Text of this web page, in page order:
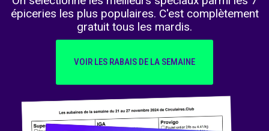
épiceries les plus populaires. C'est complètement
gratuit tous les mardis.
VOIR LES RABAIS DE LA SEMAINE